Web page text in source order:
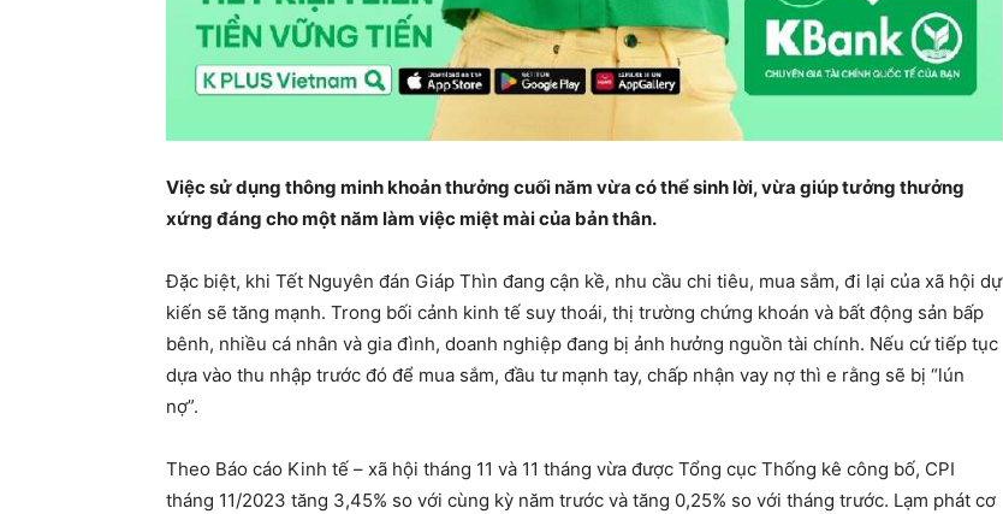
Việc sử dụng thông minh khoản thưởng cuối năm vừa có thể sinh lời, vừa giúp tưởng thưởng
xứng đáng cho một năm làm việc miệt mài của bản thân.
Đặc biệt, khi Tết Nguyên đán Giáp Thìn đang cận kề, nhu cầu chi tiêu, mua sắm, đi lại của xã hội dự
kiến sẽ tăng mạnh. Trong bối cảnh kinh tế suy thoái, thị trường chứng khoán và bất động sản bấp
bênh, nhiều cá nhân và gia đình, doanh nghiệp đang bị ảnh hưởng nguồn tài chính. Nếu cứ tiếp tục
dựa vào thu nhập trước đó để mua sắm, đầu tư mạnh tay, chấp nhận vay nợ thì e rằng sẽ bị “lún
nợ”.
Theo Báo cáo Kinh tế – xã hội tháng 11 và 11 tháng vừa được Tổng cục Thống kê công bố, CPI
tháng 11/2023 tăng 3,45% so với cùng kỳ năm trước và tăng 0,25% so với tháng trước. Lạm phát cơ